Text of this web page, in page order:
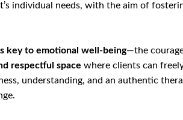
individual needs, with the aim of
key to emotional well-being—the
respectful space where clients can
understanding, and an authentic